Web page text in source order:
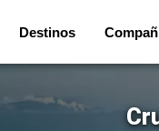
Destinos